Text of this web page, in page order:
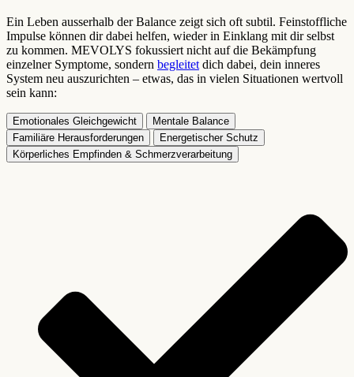
Ein Leben ausserhalb der Balance zeigt sich oft subtil. Feinstoffliche
Impulse können dir dabei helfen, wieder in Einklang mit dir selbst
zu kommen. MEVOLYS fokussiert nicht auf die Bekämpfung
einzelner Symptome, sondern begleitet dich dabei, dein inneres
System neu auszurichten – etwas, das in vielen Situationen wertvoll
sein kann:
Emotionales Gleichgewicht
Mentale Balance
Familiäre Herausforderungen
Energetischer Schutz
Körperliches Empfinden & Schmerzverarbeitung